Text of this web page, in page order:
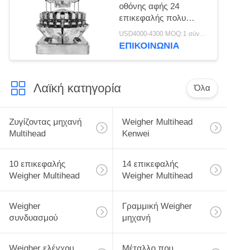
οθόνης αφής 24
επικεφαλής πολυ
επικεφαλής Weigher
USD4000-4300 MOQ:1 σύνολο
ΕΠΙΚΟΙΝΩΝΙΑ
Λαϊκή κατηγορία Όλα
Ζυγίζοντας μηχανή
Multihead
Weigher Multihead
Kenwei
10 επικεφαλής
Weigher Multihead
14 επικεφαλής
Weigher Multihead
Weigher
συνδυασμού
Γραμμική Weigher
μηχανή